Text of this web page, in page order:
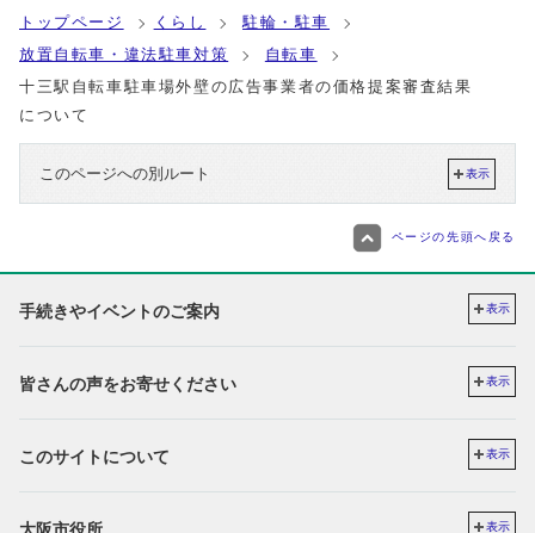
トップページ くらし
駐輪・駐車
放置自転車・違法駐車対策
自転車
十三駅自転車駐車場外壁の広告事業者の価格提案審査結果
について
このページへの別ルート 表示
ページの先頭へ戻る
手続きやイベントのご案内 表示
皆さんの声をお寄せください 表示
このサイトについて 表示
表示